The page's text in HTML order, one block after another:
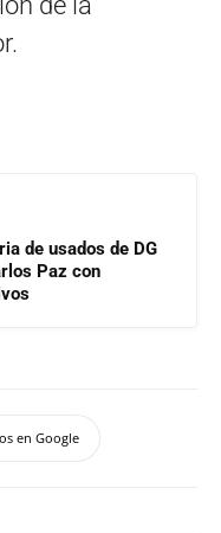
de usados de DG
Paz con
en Google